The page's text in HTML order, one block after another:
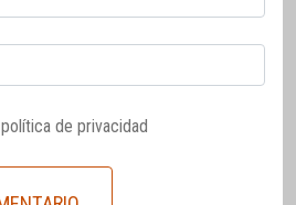
política de privacidad